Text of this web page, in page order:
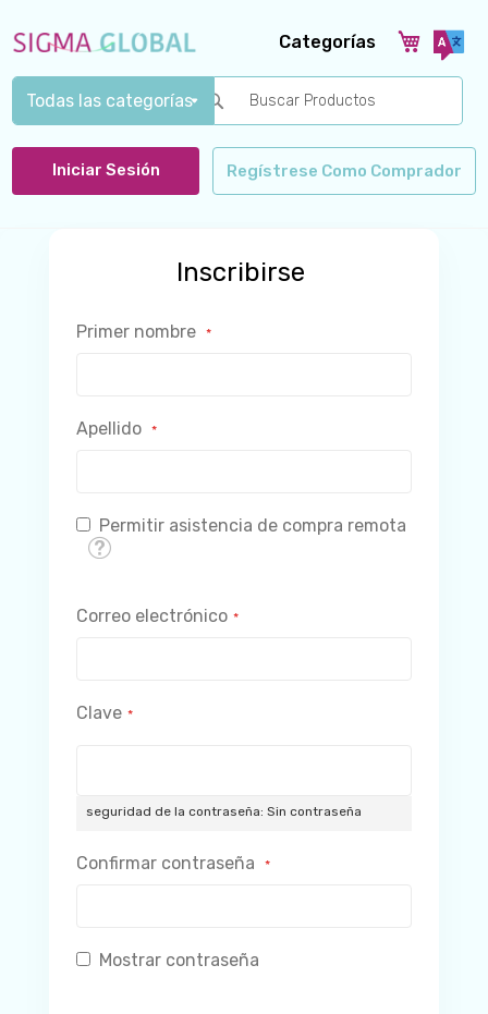
Search
Categorías
Iniciar Sesión Regístrese Como Comprador
Inscribirse
Primer nombre
Apellido
Permitir asistencia de compra remota
Tooltip
Correo electrónico
Clave
seguridad de la contraseña: Sin contraseña
Confirmar contraseña
Mostrar contraseña